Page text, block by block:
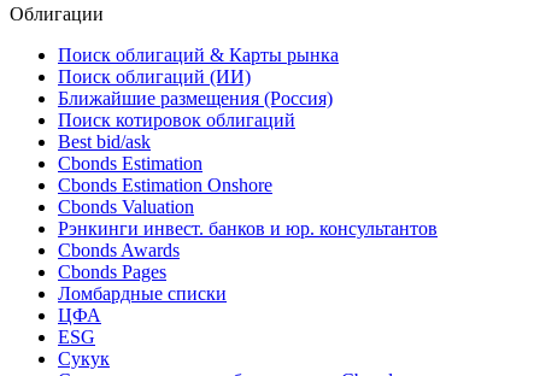
Облигации
Поиск облигаций & Карты рынка
Поиск облигаций (ИИ)
Ближайшие размещения (Россия)
Поиск котировок облигаций
Best bid/ask
Cbonds Estimation
Cbonds Estimation Onshore
Cbonds Valuation
Рэнкинги инвест. банков и юр. консультантов
Cbonds Awards
Cbonds Pages
Ломбардные списки
ЦФА
ESG
Сукук